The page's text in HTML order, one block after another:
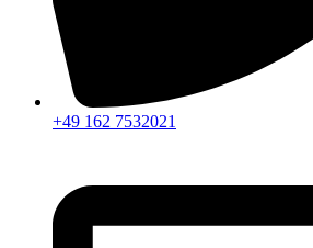
+49 162 7532021